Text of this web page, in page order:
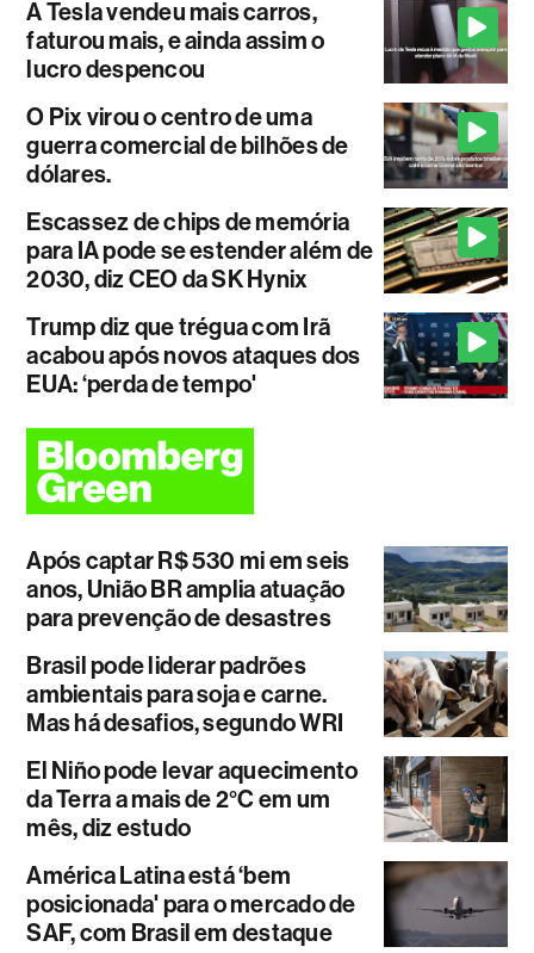
A Tesla vendeu mais carros,
faturou mais, e ainda assim o
lucro despencou
O Pix virou o centro de uma
guerra comercial de bilhões de
dólares.
Escassez de chips de memória
para IA pode se estender além de
2030, diz CEO da SK Hynix
Trump diz que trégua com Irã
acabou após novos ataques dos
EUA: ‘perda de tempo'
Após captar R$ 530 mi em seis
anos, União BR amplia atuação
para prevenção de desastres
Brasil pode liderar padrões
ambientais para soja e carne.
Mas há desafios, segundo WRI
El Niño pode levar aquecimento
da Terra a mais de 2°C em um
mês, diz estudo
América Latina está ‘bem
posicionada' para o mercado de
SAF, com Brasil em destaque